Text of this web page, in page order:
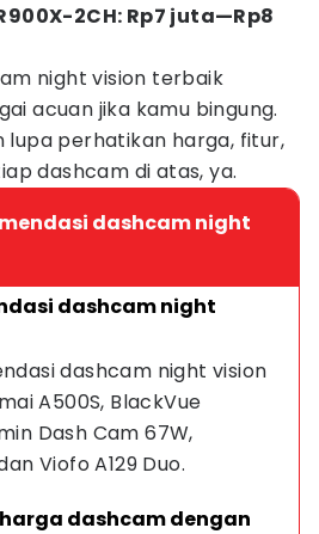
2CH: Rp7 juta—Rp8
night vision terbaik
acuan jika kamu bingung.
lupa perhatikan harga, fitur,
dashcam di atas, ya.
dashcam night
dashcam night
dashcam night vision
A500S, BlackVue
Dash Cam 67W,
Viofo A129 Duo.
dashcam dengan